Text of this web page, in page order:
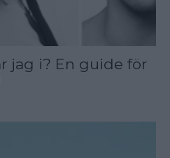
jag i? En guide för